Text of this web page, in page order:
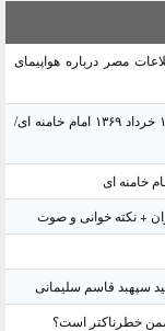
مصر درباره هواپیمای
منشور گفتمان امام و انقلاب - 7 /بخش دوم : شرح پیام ۱۰ خرداد ۱۳۶۹ امام خامنه ای/
خامنه ای
+ نکته خوانی و صوت
سپهبد قاسم سلیمانی
خطرناکتر است؟